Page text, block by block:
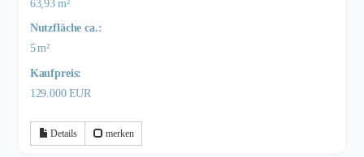
63,93 m²
Nutzfläche ca.:
5 m²
Kaufpreis:
129.000 EUR
Details merken